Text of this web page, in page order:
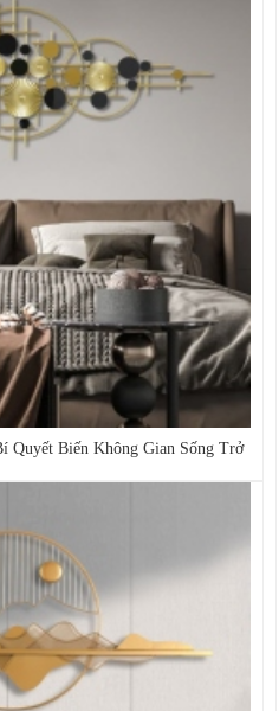
Quyết Biến Không Gian Sống Trở